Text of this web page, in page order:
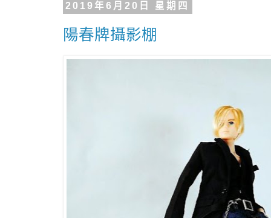
2019年6月20日 星期四
陽春牌攝影棚